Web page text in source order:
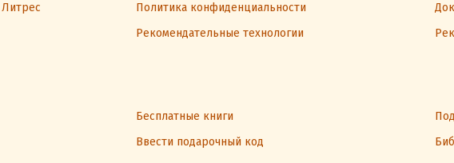
Литрес
Политика конфиденциальности
Рекомендательные технологии
Бесплатные книги
Ввести подарочный код